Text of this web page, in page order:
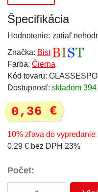
Špecifikácia
Hodnotenie: zatiaľ
Značka: Bist
Farba: Čierna
Kód tovaru:
Dostupnosť: skladom 394
0,36 €
10% zľava do vypredanie
0,29 € bez DPH 23%
Počet: